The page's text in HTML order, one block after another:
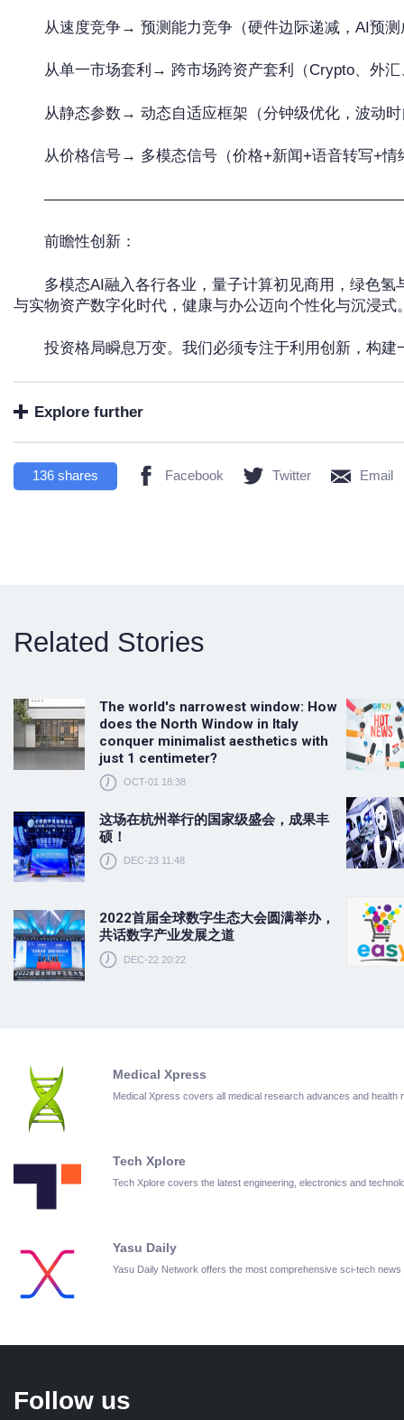
从速度竞争→ 预测能力竞争（硬件边际递减，AI预测
从单一市场套利→ 跨市场跨资产套利（Crypto、外
从静态参数→ 动态自适应框架（分钟级优化，波动
从价格信号→ 多模态信号（价格+新闻+语音转写+情
前瞻性创新：
多模态AI融入各行各业，量子计算初见商用，绿色
与实物资产数字化时代，健康与办公迈向个性化与沉浸式
投资格局瞬息万变。我们必须专注于利用创新，构
Explore further
136 shares Facebook Twitter Email
Related Stories
The world's narrowest window: How
does the North Window in Italy
conquer minimalist aesthetics with
just 1 centimeter?
OCT-01 18:38
这场在杭州举行的国家级盛会，成果丰
硕！
DEC-23 11:48
2022首届全球数字生态大会圆满举办，
共话数字产业发展之道
DEC-22 20:22
Medical Xpress
Medical Xpress covers all medical research advances and health
Tech Xplore
Tech Xplore covers the latest engineering, electronics and
Yasu Daily
Yasu Daily Network offers the most comprehensive sci-tech
Follow us